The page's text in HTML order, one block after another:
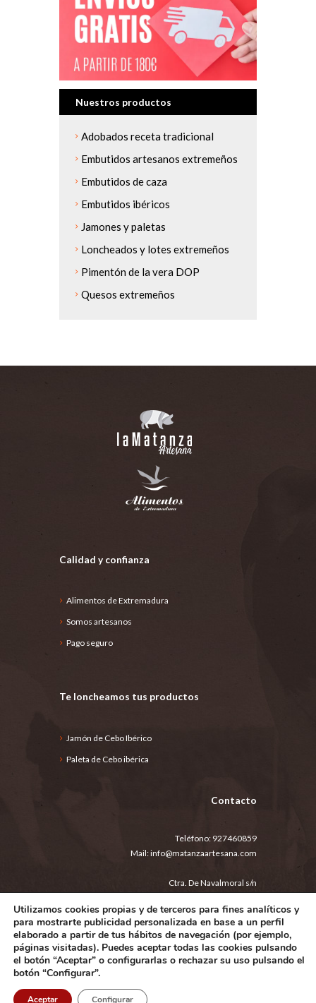
Nuestros productos
Adobados receta tradicional
Embutidos artesanos extremeños
Embutidos de caza
Embutidos ibéricos
Jamones y paletas
Loncheados y lotes extremeños
Pimentón de la vera DOP
Quesos extremeños
Calidad y confianza
Alimentos de Extremadura
Somos artesanos
Pago seguro
Te loncheamos tus productos
Jamón de Cebo Ibérico
Paleta de Cebo ibérica
Contacto
Teléfono: 927460859
Mail:info@matanzaartesana.com
Ctra. De Navalmoral s/n
España
Aviso legal
Política de privacidad
Condiciones generales de compra
©2025 Artesanos de La Matanza Extremeña S.L.
Utilizamos cookies propias y de terceros para fines analíticos y
para mostrarte publicidad personalizada en base a un perfil
elaborado a partir de tus hábitos de navegación (por ejemplo,
páginas visitadas). Puedes aceptar todas las cookies pulsando
el botón “Aceptar” o configurarlas o rechazar su uso pulsando el
botón “Configurar”.
Aceptar Configurar